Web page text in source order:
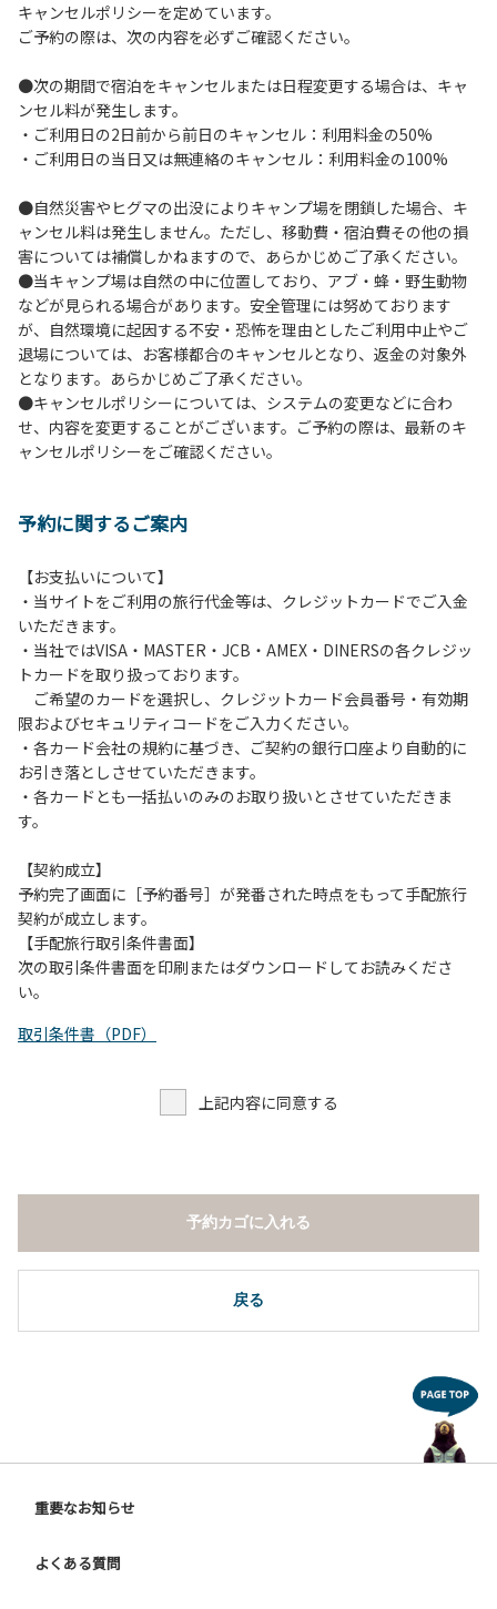
３.調度品などの持ち出しはしないでください。
４.午後10時以降の花火の使用は禁止です。
使用、夜間の大声での談笑等）や他人に嫌悪感を与えるよう
な行為はお止めください。
６.芝生や地面での直火による焚き火、BBQ、キャンプファ
イヤーは禁止します。
台の利用後は炭の鎮火の確認をお願いいたします。
８.バンガローの芝生にはテントは張らないでください。（タ
ープは１つまで可）
９.各自で出されましたゴミは全てお持ち帰りください。（使
用済みの炭は専用の捨て場に捨てられます。）
10.施設内および駐車場などで起きた金品等の盗難、ご利用
者間でのトラブルで生じた損害に対しては、一切の責任を負
いかねます。
11.施設の利用については管理人の指示に従ってください。従
わない場合は退場していただき、今後の利用をお断りする場
合があります。
キャンセルポリシーを定めています。
ご予約の際は、次の内容を必ずご確認ください。
●次の期間で宿泊をキャンセルまたは日程変更する場合は、キャ
ンセル料が発生します。
・ご利用日の2日前から前日のキャンセル：利用料金の50%
・ご利用日の当日又は無連絡のキャンセル：利用料金の100%
●自然災害やヒグマの出没によりキャンプ場を閉鎖した場合、キ
ャンセル料は発生しません。ただし、移動費・宿泊費その他の損
害については補償しかねますので、あらかじめご了承ください。
●当キャンプ場は自然の中に位置しており、アブ・蜂・野生動物
などが見られる場合があります。安全管理には努めております
が、自然環境に起因する不安・恐怖を理由としたご利用中止やご
退場については、お客様都合のキャンセルとなり、返金の対象外
となります。あらかじめご了承ください。
●キャンセルポリシーについては、システムの変更などに合わ
せ、内容を変更することがございます。ご予約の際は、最新のキ
ャンセルポリシーをご確認ください。
予約に関するご案内
【お支払いについて】
・当サイトをご利用の旅行代金等は、クレジットカードでご入金
いただきます。
・当社ではVISA・MASTER・JCB・AMEX・DINERSの各クレジッ
トカードを取り扱っております。
ご希望のカードを選択し、クレジットカード会員番号・有効期
限およびセキュリティコードをご入力ください。
・各カード会社の規約に基づき、ご契約の銀行口座より自動的に
お引き落としさせていただきます。
・各カードとも一括払いのみのお取り扱いとさせていただきま
す。
【契約成立】
予約完了画面に［予約番号］が発番された時点をもって手配旅行
契約が成立します。
【手配旅行取引条件書面】
次の取引条件書面を印刷またはダウンロードしてお読みくださ
い。
取引条件書（PDF）
上記内容に同意する
戻る
予約カゴに入れる
重要なお知らせ
よくある質問